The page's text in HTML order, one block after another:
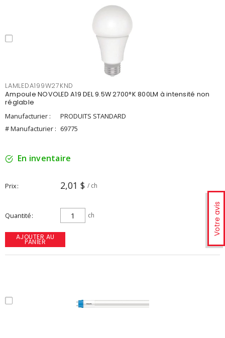
Votre avis
LAMLEDA199W27KND
Ampoule NOVOLED A19 DEL 9.5W 2700°K 800LM à intensité non
réglable
Manufacturier :
PRODUITS STANDARD
# Manufacturier : 69775
En inventaire
Prix 2,01 $ / ch
Quantité ch
AJOUTER AU
PANIER